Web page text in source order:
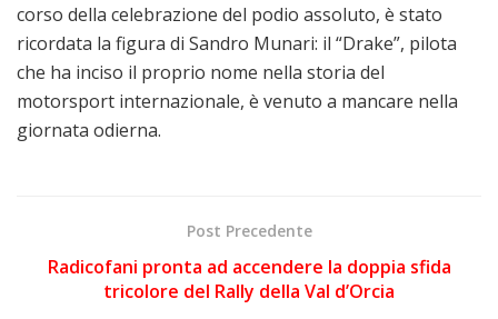
corso della celebrazione del podio assoluto, è stato
ricordata la figura di Sandro Munari: il “Drake”, pilota
che ha inciso il proprio nome nella storia del
motorsport internazionale, è venuto a mancare nella
giornata odierna.
Post Precedente
Radicofani pronta ad accendere la doppia sfida
tricolore del Rally della Val d’Orcia